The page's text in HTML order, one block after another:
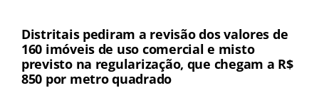
Distritais pediram a revisão dos valores de
160 imóveis de uso comercial e misto
previsto na regularização, que chegam a R$
850 por metro quadrado